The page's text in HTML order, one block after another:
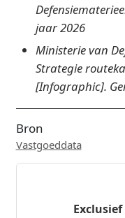
jaar 2026
Ministerie van
Strategie
[Infographic].
Bron
Vastgoeddata